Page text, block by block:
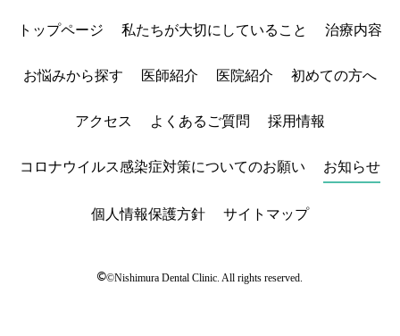
トップページ 私たちが大切にしていること 治療内容
お悩みから探す 医師紹介 医院紹介 初めての方へ
アクセス よくあるご質問 採用情報
コロナウイルス感染症対策についてのお願い お知らせ
個人情報保護方針 サイトマップ
©©Nishimura Dental Clinic. All rights reserved.